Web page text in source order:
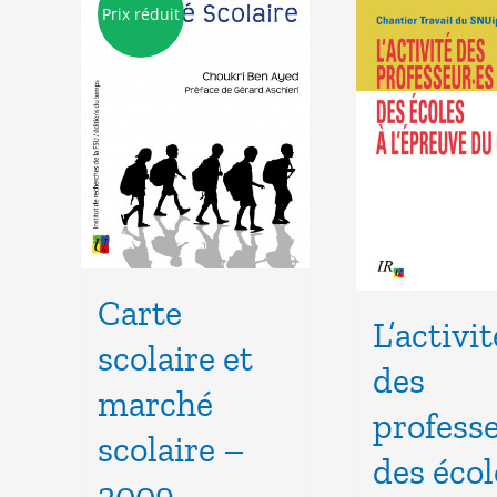
Prix réduit
Carte
scolaire et
marché
scolaire –
des
des